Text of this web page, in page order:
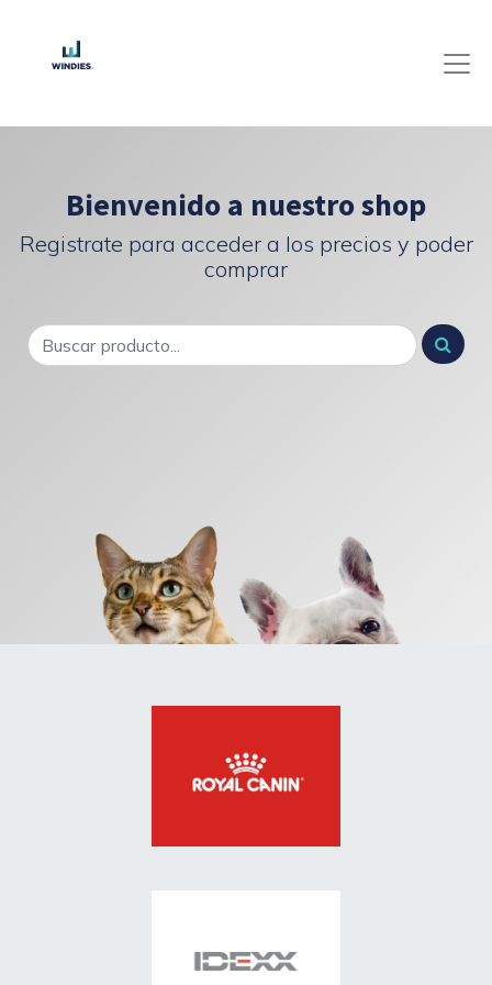
Bienvenido a nuestro shop
Registrate para acceder a los precios y poder
comprar